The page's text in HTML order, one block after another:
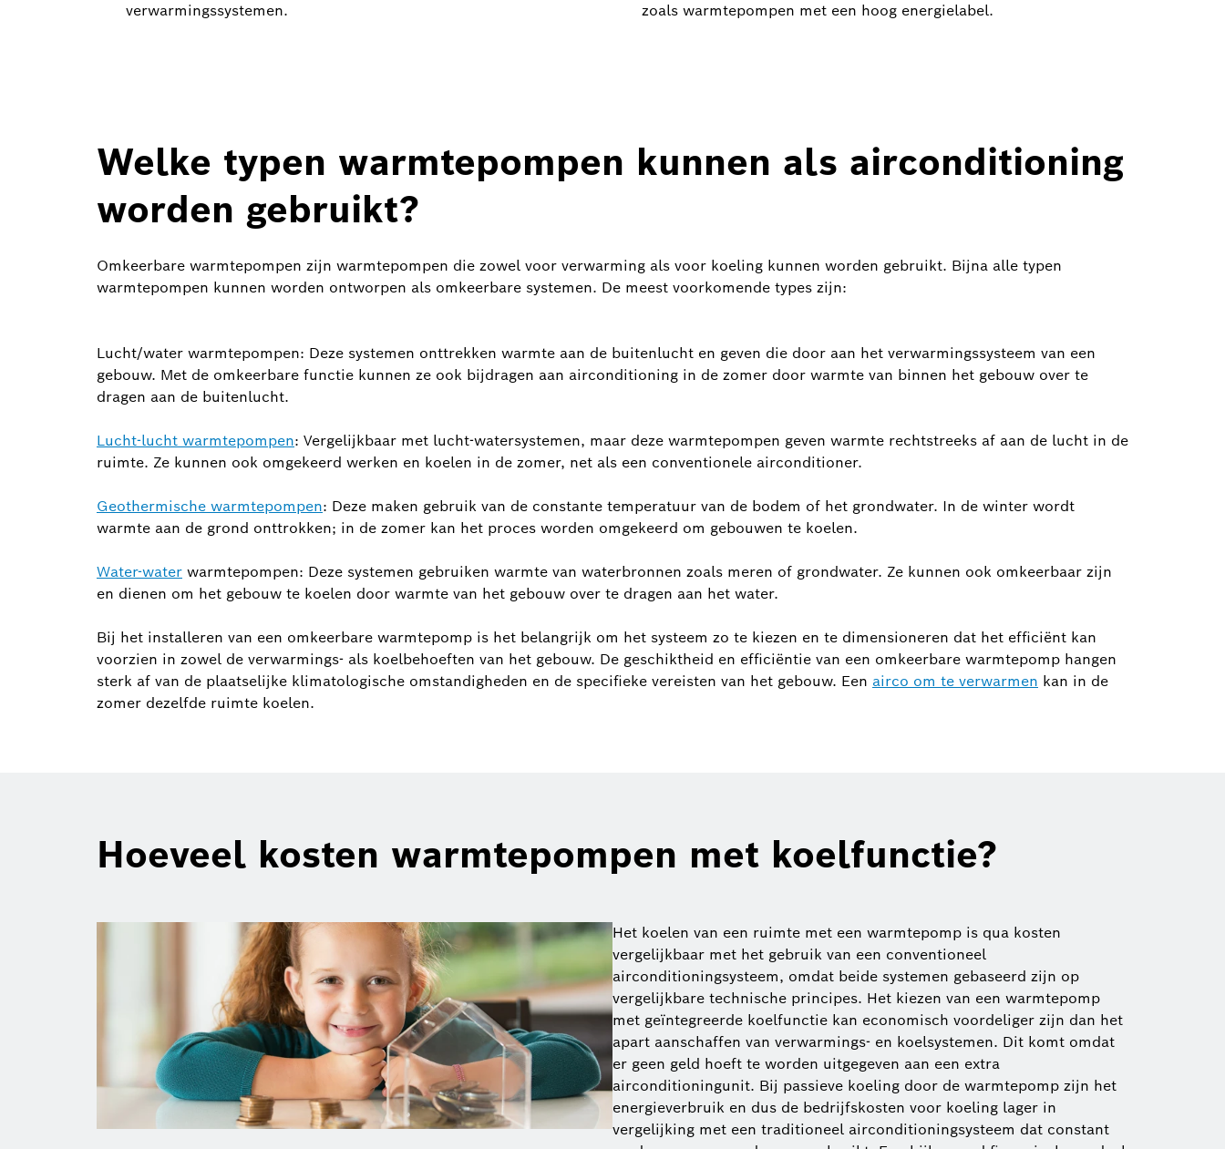
verwarmingssystemen.
zoals warmtepompen met een hoog energielabel.
Welke typen warmtepompen kunnen als airconditioning
worden gebruikt?
Omkeerbare warmtepompen zijn warmtepompen die zowel voor verwarming als voor koeling kunnen worden gebruikt. Bijna alle typen
warmtepompen kunnen worden ontworpen als omkeerbare systemen. De meest voorkomende types zijn:
Lucht/water warmtepompen: Deze systemen onttrekken warmte aan de buitenlucht en geven die door aan het verwarmingssysteem van een
gebouw. Met de omkeerbare functie kunnen ze ook bijdragen aan airconditioning in de zomer door warmte van binnen het gebouw over te
dragen aan de buitenlucht.
Lucht-lucht warmtepompen: Vergelijkbaar met lucht-watersystemen, maar deze warmtepompen geven warmte rechtstreeks af aan de lucht in de
ruimte. Ze kunnen ook omgekeerd werken en koelen in de zomer, net als een conventionele airconditioner.
Geothermische warmtepompen: Deze maken gebruik van de constante temperatuur van de bodem of het grondwater. In de winter wordt
warmte aan de grond onttrokken; in de zomer kan het proces worden omgekeerd om gebouwen te koelen.
Water-water warmtepompen: Deze systemen gebruiken warmte van waterbronnen zoals meren of grondwater. Ze kunnen ook omkeerbaar zijn
en dienen om het gebouw te koelen door warmte van het gebouw over te dragen aan het water.
Bij het installeren van een omkeerbare warmtepomp is het belangrijk om het systeem zo te kiezen en te dimensioneren dat het efficiënt kan
voorzien in zowel de verwarmings- als koelbehoeften van het gebouw. De geschiktheid en efficiëntie van een omkeerbare warmtepomp hangen
sterk af van de plaatselijke klimatologische omstandigheden en de specifieke vereisten van het gebouw. Een airco om te verwarmen kan in de
zomer dezelfde ruimte koelen.
Hoeveel kosten warmtepompen met koelfunctie?
Het koelen van een ruimte met een warmtepomp is qua kosten
vergelijkbaar met het gebruik van een conventioneel
airconditioningsysteem, omdat beide systemen gebaseerd zijn op
vergelijkbare technische principes. Het kiezen van een warmtepomp
met geïntegreerde koelfunctie kan economisch voordeliger zijn dan het
apart aanschaffen van verwarmings- en koelsystemen. Dit komt omdat
er geen geld hoeft te worden uitgegeven aan een extra
airconditioningunit. Bij passieve koeling door de warmtepomp zijn het
energieverbruik en dus de bedrijfskosten voor koeling lager in
vergelijking met een traditioneel airconditioningsysteem dat constant